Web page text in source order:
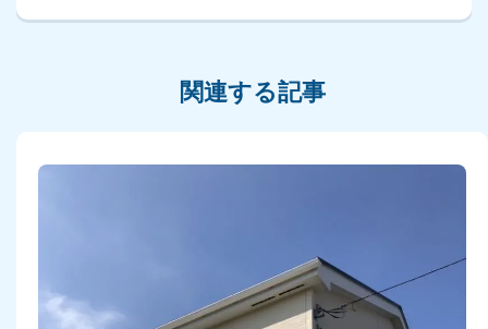
関連する記事